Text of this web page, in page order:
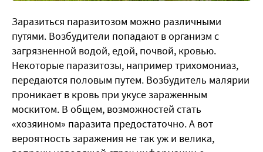
Заразиться паразитозом можно различными
путями. Возбудители попадают в организм с
загрязненной водой, едой, почвой, кровью.
Некоторые паразитозы, например трихомониаз,
передаются половым путем. Возбудитель малярии
проникает в кровь при укусе зараженным
москитом. В общем, возможностей стать
«хозяином» паразита предостаточно. А вот
вероятность заражения не так уж и велика,